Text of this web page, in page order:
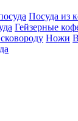
Посуда из
Гейзерные
Ножи